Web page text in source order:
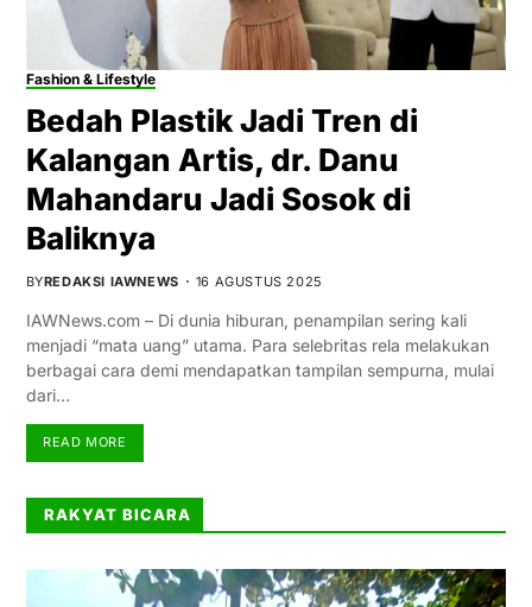
Fashion & Lifestyle
Bedah Plastik Jadi Tren di
Kalangan Artis, dr. Danu
Mahandaru Jadi Sosok di
Baliknya
BYREDAKSI IAWNEWS 16 AGUSTUS 2025
IAWNews.com – Di dunia hiburan, penampilan sering kali
menjadi “mata uang” utama. Para selebritas rela melakukan
berbagai cara demi mendapatkan tampilan sempurna, mulai
dari…
READ MORE
RAKYAT BICARA